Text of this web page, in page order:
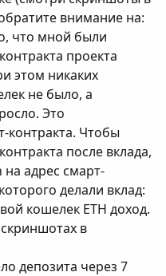
внимание на:
что мной были
проекта
этом никаких
не было, а
Это
контракта. Чтобы
после вклада,
адрес смарт-
делали вклад:
кошелек ETH доход.
в
депозита через 7